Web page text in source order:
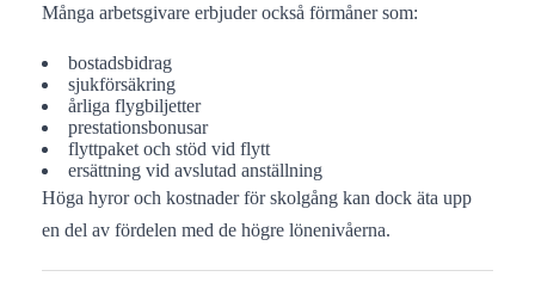
Många arbetsgivare erbjuder också förmåner som:
bostadsbidrag
sjukförsäkring
årliga flygbiljetter
prestationsbonusar
flyttpaket och stöd vid flytt
ersättning vid avslutad anställning
Höga hyror och kostnader för skolgång kan dock äta upp
en del av fördelen med de högre lönenivåerna.